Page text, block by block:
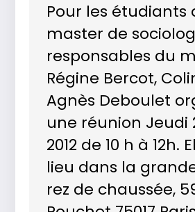
Pour les étudiants
master de
responsables du
Régine Bercot,
Agnès Deboulet
une réunion Jeudi
2012 de 10 h à 12h.
lieu dans la
rez de chaussée,